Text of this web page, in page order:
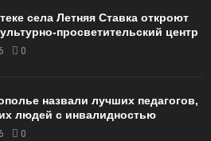
села Летняя Ставка откроют
просветительский центр
0
назвали лучших педагогов,
людей с инвалидностью
0